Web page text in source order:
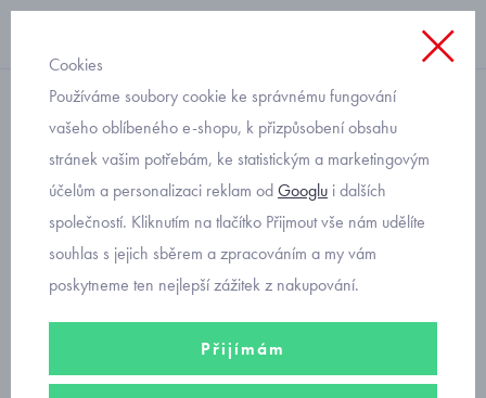
rifle
chlapecké džíny na gumu
soft Mayoral 7560-27
Cookies
Používáme soubory cookie ke správnému fungování
vašeho oblíbeného e-shopu, k přizpůsobení obsahu
stránek vašim potřebám, ke statistickým a marketingovým
účelům a personalizaci reklam odGooglu i dalších
společností. Kliknutím na tlačítko Přijmout vše nám udělíte
souhlas s jejich sběrem a zpracováním a my vám
poskytneme ten nejlepší zážitek z nakupování.
Přijímám